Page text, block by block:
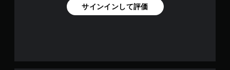
サインインして評価